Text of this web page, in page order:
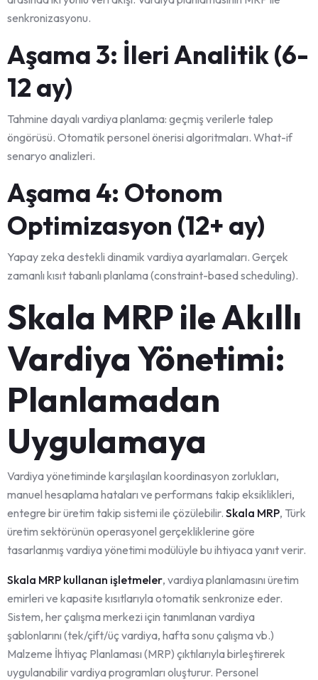
senkronizasyonu.
Aşama 3: İleri Analitik (6-
12 ay)
Tahmine dayalı vardiya planlama: geçmiş verilerle talep
öngörüsü. Otomatik personel önerisi algoritmaları. What-if
senaryo analizleri.
Aşama 4: Otonom
Optimizasyon (12+ ay)
Yapay zeka destekli dinamik vardiya ayarlamaları. Gerçek
zamanlı kısıt tabanlı planlama (constraint-based scheduling).
Skala MRP ile Akıllı
Vardiya Yönetimi:
Planlamadan
Uygulamaya
Vardiya yönetiminde karşılaşılan koordinasyon zorlukları,
manuel hesaplama hataları ve performans takip eksiklikleri,
entegre bir üretim takip sistemi ile çözülebilir. Skala MRP, Türk
üretim sektörünün operasyonel gerçekliklerine göre
tasarlanmış vardiya yönetimi modülüyle bu ihtiyaca yanıt verir.
Skala MRP kullanan işletmeler, vardiya planlamasını üretim
emirleri ve kapasite kısıtlarıyla otomatik senkronize eder.
Sistem, her çalışma merkezi için tanımlanan vardiya
şablonlarını (tek/çift/üç vardiya, hafta sonu çalışma vb.)
Malzeme İhtiyaç Planlaması (MRP) çıktılarıyla birleştirerek
uygulanabilir vardiya programları oluşturur. Personel